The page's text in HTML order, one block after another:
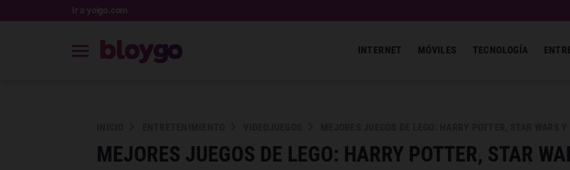
Ir a yoigo.com
INTERNET MÓVILES TECNOLOGÍA
MEJORES JUEGOS DE LEGO: HARRY POTTER, STAR